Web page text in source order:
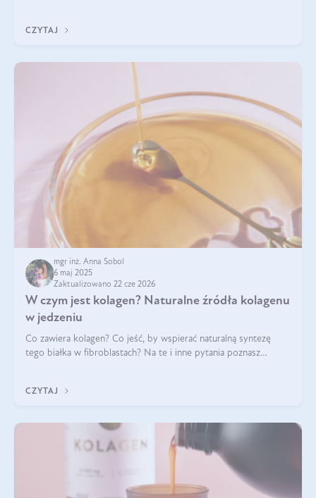
CZYTAJ
mgr inż. Anna Sobol
6 maj 2025
Zaktualizowano 22 cze 2026
W czym jest kolagen? Naturalne źródła kolagenu
w jedzeniu
Co zawiera kolagen? Co jeść, by wspierać naturalną syntezę
tego białka w fibroblastach? Na te i inne pytania poznasz
CZYTAJ